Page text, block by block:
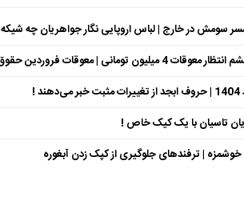
سومش در خارج | لباس اروپایی نگار جواهریان چه شیکه
حقوق بازنشستگان کی واریز می شود ؟
تاسیان با یک کیک خاص !
| ترفندهای جلوگیری از کپک زدن آبغوره